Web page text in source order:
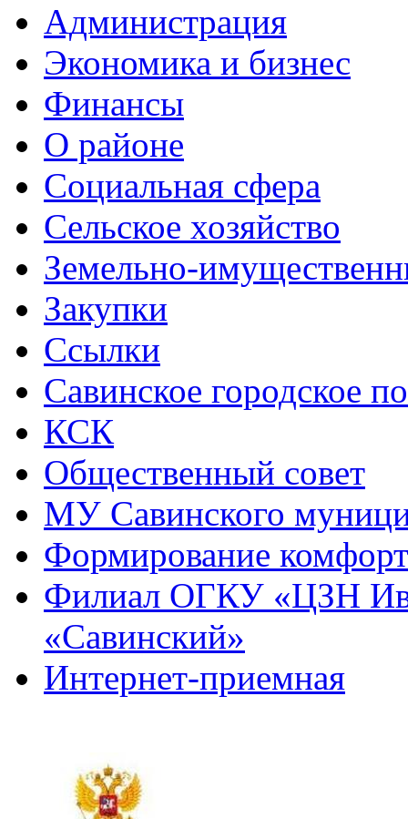
Администрация
Экономика и бизнес
Финансы
О районе
Социальная сфера
Сельское хозяйство
Земельно-
Закупки
Ссылки
Савинское городское
КСК
Общественный совет
МУ Савинского
Формирование
Филиал ОГКУ «ЦЗН
«Савинский»
Интернет-приемная